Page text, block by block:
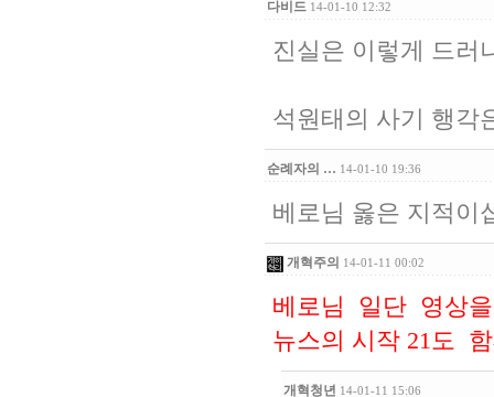
다비드 14-01-10 12:32
진실은 이렇게 드러
석원태의 사기 행각
순례자의 … 14-01-10 19:36
베로님 옳은 지적이
개혁주의 14-01-11 00:02
베로님 일단 영상
뉴스의 시작 21도
개혁청년 14-01-11 15:06